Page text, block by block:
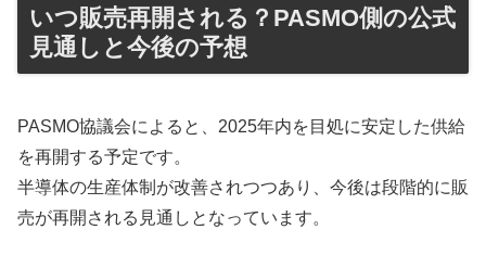
いつ販売再開される？PASMO側の公式
見通しと今後の予想
PASMO協議会によると、2025年内を目処に安定した供給
を再開する予定です。
半導体の生産体制が改善されつつあり、今後は段階的に販
売が再開される見通しとなっています。